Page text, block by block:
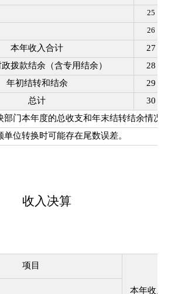
25
26
本年收入合计
27
拨款结余（含专用结余）
28
年初结转和结余
29
总计
30
部门本年度的总收支和年末结转结余情况。
单位转换时可能存在尾数误差。
收入决算
项目
本年收入合